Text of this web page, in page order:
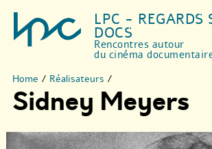
LPC - REGARDS
DOCS
Rencontres autour
du cinéma
Home / Réalisateurs /
Sidney Meyers